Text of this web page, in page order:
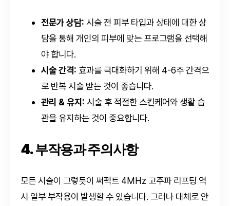
전문가 상담: 시술 전 피부 타입과 상태에 대한 상
담을 통해 개인의 피부에 맞는 프로그램을 선택해
야 합니다.
시술 간격: 효과를 극대화하기 위해 4-6주 간격으
로 반복 시술 받는 것이 좋습니다.
관리 & 유지: 시술 후 적절한 스킨케어와 생활 습
관을 유지하는 것이 중요합니다.
4. 부작용과 주의사항
모든 시술이 그렇듯이 써펙트 4MHz 고주파 리프팅 역
시 일부 부작용이 발생할 수 있습니다. 그러나 대체로 안